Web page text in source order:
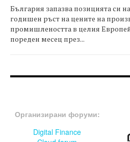
България запазва позицията си
годишен ръст на цените на
промишлеността в целия
пореден месец през...
Организирани форуми:
Digital Finance